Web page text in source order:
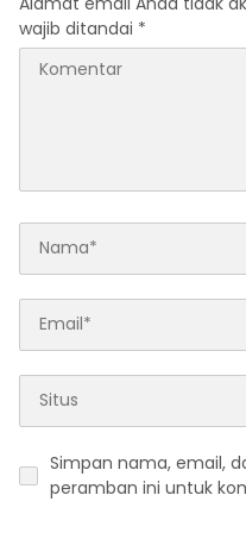
wajib ditandai *
Simpan nama, email,
peramban ini untuk